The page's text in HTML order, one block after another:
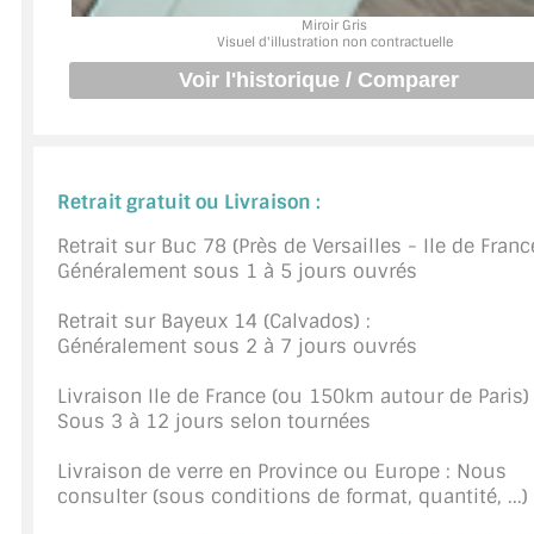
JOINTS D'ÉTANCHÉITÉS
FIXATION GARDES CORPS
SYSTÈMES COULISSANTS
LE CATALOGUE ACCESSOIRES (STROMBINOSCOPE)
EXEMPLES, RÉALISATIONS, INSPIRATIONS
NUANCIER RAL
COMMENT COUPER DU VERRE ?
Miroir Gris
Visuel d'illustration non contractuelle
Retrait gratuit ou Livraison :
Retrait sur Buc 78 (Près de Versailles - Ile de
Généralement sous 1 à 5 jours ouvrés
Retrait sur Bayeux 14 (Calvados) :
Généralement sous 2 à 7 jours ouvrés
Livraison Ile de France (ou 150km autour de Paris)
Sous 3 à 12 jours selon tournées
Livraison de verre en Province ou Europe : Nous
consulter (sous conditions de format, quantité, ...)